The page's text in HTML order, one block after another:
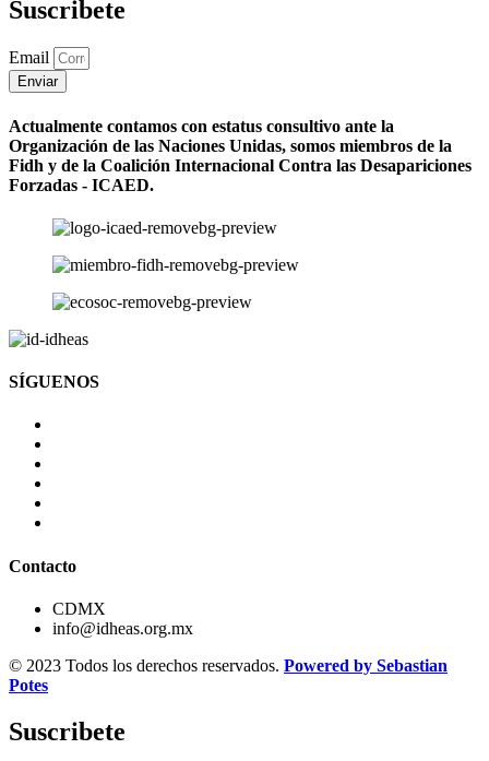
Suscribete
Email
Enviar
Actualmente contamos con estatus consultivo ante la
Organización de las Naciones Unidas, somos miembros de la
Fidh y de la Coalición Internacional Contra las Desapariciones
Forzadas - ICAED.
SÍGUENOS
Contacto
CDMX
info@idheas.org.mx
© 2023 Todos los derechos reservados. Powered by Sebastian
Potes
Suscribete